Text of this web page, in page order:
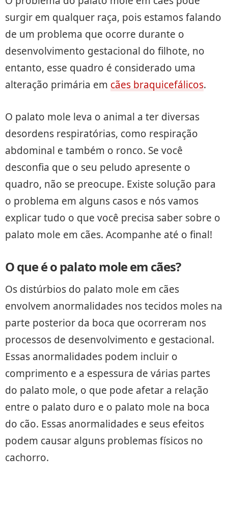
surgir em qualquer raça, pois estamos falando
de um problema que ocorre durante o
desenvolvimento gestacional do filhote, no
entanto, esse quadro é considerado uma
alteração primária em cães braquicefálicos.
O palato mole leva o animal a ter diversas
desordens respiratórias, como respiração
abdominal e também o ronco. Se você
desconfia que o seu peludo apresente o
quadro, não se preocupe. Existe solução para
o problema em alguns casos e nós vamos
explicar tudo o que você precisa saber sobre o
palato mole em cães. Acompanhe até o final!
O que é o palato mole em cães?
Os distúrbios do palato mole em cães
envolvem anormalidades nos tecidos moles na
parte posterior da boca que ocorreram nos
processos de desenvolvimento e gestacional.
Essas anormalidades podem incluir o
comprimento e a espessura de várias partes
do palato mole, o que pode afetar a relação
entre o palato duro e o palato mole na boca
do cão. Essas anormalidades e seus efeitos
podem causar alguns problemas físicos no
cachorro.